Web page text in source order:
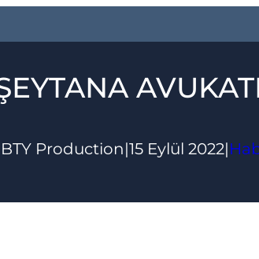
BTY Production|15 Eylül 2022|